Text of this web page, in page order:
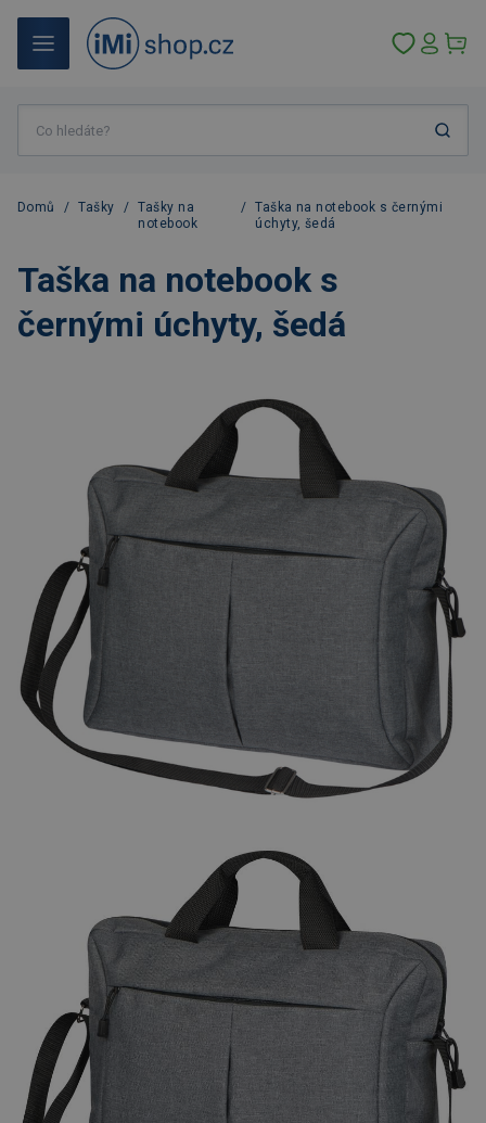
Domů / Tašky / Tašky na
notebook
/ Taška na notebook s černými
úchyty, šedá
Taška na notebook s
černými úchyty, šedá